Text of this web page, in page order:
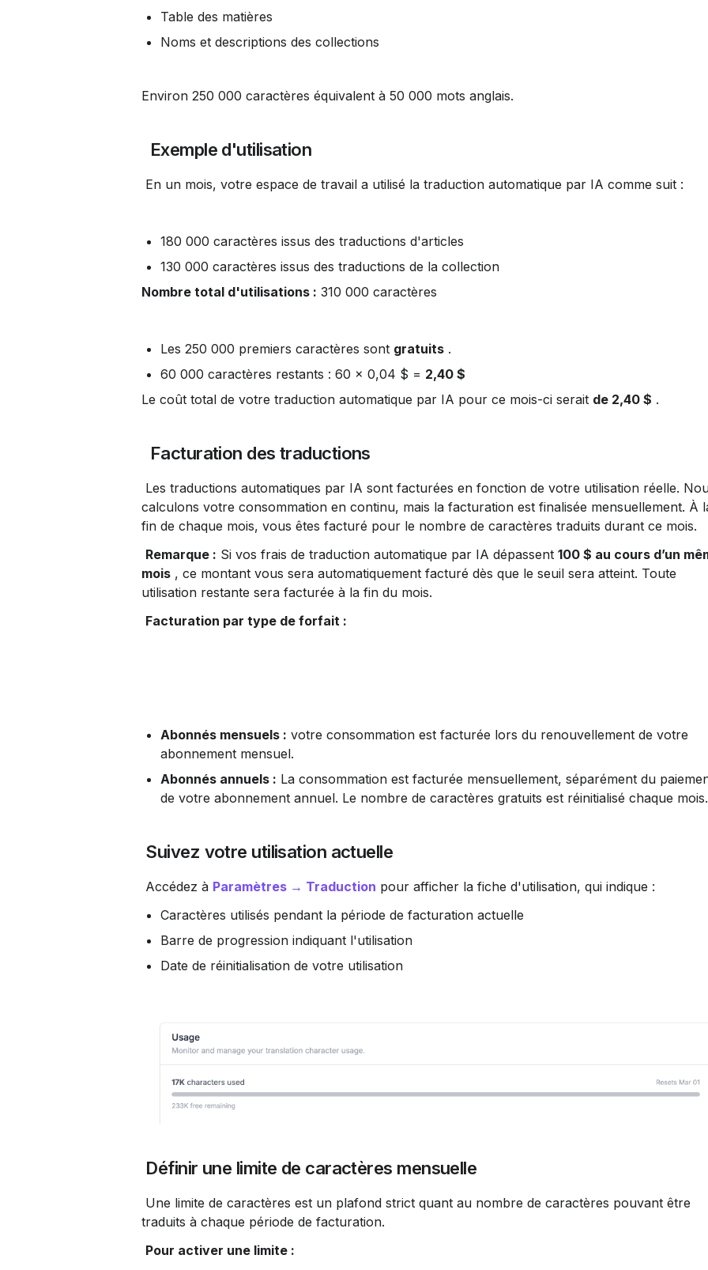
Table des matières
Noms et descriptions des collections
Environ 250 000 caractères équivalent à 50 000 mots anglais.
Exemple d'utilisation
En un mois, votre espace de travail a utilisé la traduction automatique par IA comme suit :
180 000 caractères issus des traductions d'articles
130 000 caractères issus des traductions de la collection
Nombre total d'utilisations : 310 000 caractères
Les 250 000 premiers caractères sont gratuits .
60 000 caractères restants : 60 × 0,04 $ = 2,40 $
Le coût total de votre traduction automatique par IA pour ce mois-ci serait de 2,40 $ .
Facturation des traductions
calculons votre consommation en continu, mais la facturation est finalisée mensuellement. À
fin de chaque mois, vous êtes facturé pour le nombre de caractères traduits durant ce mois.
Remarque : Si vos frais de traduction automatique par IA dépassent 100 $ au cours d’un
mois , ce montant vous sera automatiquement facturé dès que le seuil sera atteint. Toute
utilisation restante sera facturée à la fin du mois.
Facturation par type de forfait :
Abonnés mensuels : votre consommation est facturée lors du renouvellement de votre
abonnement mensuel.
Abonnés annuels : La consommation est facturée mensuellement, séparément du
de votre abonnement annuel. Le nombre de caractères gratuits est réinitialisé chaque mois.
Suivez votre utilisation actuelle
Accédez à Paramètres → Traduction pour afficher la fiche d'utilisation, qui indique :
Caractères utilisés pendant la période de facturation actuelle
Barre de progression indiquant l'utilisation
Date de réinitialisation de votre utilisation
Définir une limite de caractères mensuelle
traduits à chaque période de facturation.
Pour activer une limite :